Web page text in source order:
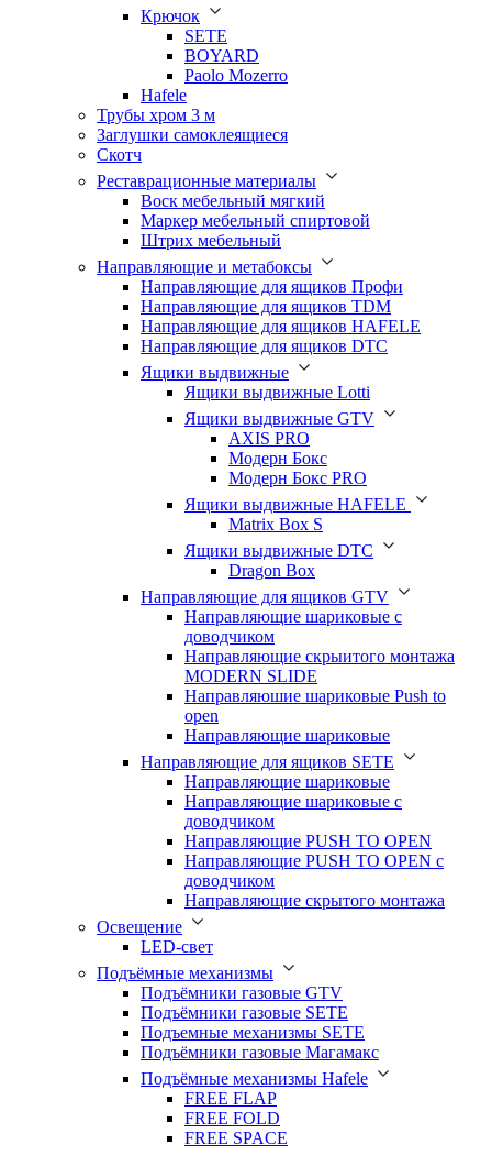
Крючок
SETE
BOYARD
Paolo Mozerro
Hafele
Трубы хром 3 м
Заглушки самоклеящиеся
Скотч
Реставрационные материалы
Воск мебельный мягкий
Маркер мебельный спиртовой
Штрих мебельный
Направляющие и метабоксы
Направляющие для ящиков Профи
Направляющие для ящиков TDM
Направляющие для ящиков HAFELE
Направляющие для ящиков DTC
Ящики выдвижные
Ящики выдвижные Lotti
Ящики выдвижные GTV
AXIS PRO
Модерн Бокс
Модерн Бокс PRO
Ящики выдвижные HAFELE
Matrix Box S
Ящики выдвижные DTC
Dragon Box
Направляющие для ящиков GTV
Направляющие шариковые с
доводчиком
Направляющие скрыитого монтажа
MODERN SLIDE
Направляюшие шариковые Push to
open
Направляющие шариковые
Направляющие для ящиков SETE
Направляющие шариковые
Направляющие шариковые с
доводчиком
Направляющие PUSH TO OPEN
Направляющие PUSH TO OPEN с
доводчиком
Направляющие скрытого монтажа
Освещение
LED-свет
Подъёмные механизмы
Подъёмники газовые GTV
Подъёмники газовые SETE
Подъемные механизмы SETE
Подъёмники газовые Магамакс
Подъёмные механизмы Hafele
FREE FLAP
FREE FOLD
FREE SPACE